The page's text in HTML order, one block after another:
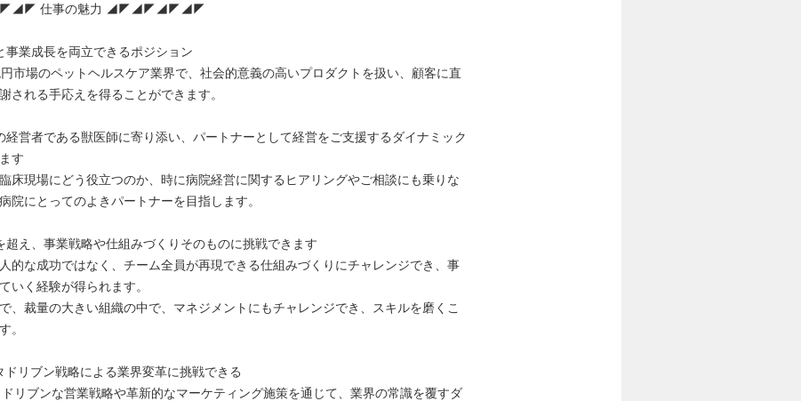
仕事の魅力 ◢◤◢◤◢◤◢◤
事業成長を両立できるポジション
円市場のペットヘルスケア業界で、社会的意義の高いプロダクトを扱い、顧客に直
される手応えを得ることができます。
経営者である獣医師に寄り添い、パートナーとして経営をご支援するダイナミック
す
臨床現場にどう役立つのか、時に病院経営に関するヒアリングやご相談にも乗りな
院にとってのよきパートナーを目指します。
超え、事業戦略や仕組みづくりそのものに挑戦できます
人的な成功ではなく、チーム全員が再現できる仕組みづくりにチャレンジでき、事
いく経験が得られます。
、裁量の大きい組織の中で、マネジメントにもチャレンジでき、スキルを磨くこ
。
ドリブン戦略による業界変革に挑戦できる
ドリブンな営業戦略や革新的なマーケティング施策を通じて、業界の常識を覆すダ